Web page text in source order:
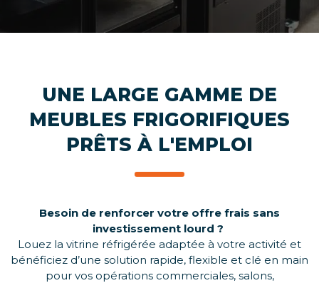
UNE LARGE GAMME DE
MEUBLES FRIGORIFIQUES
PRÊTS À L'EMPLOI
Besoin de renforcer votre offre frais sans
investissement lourd ?
Louez la vitrine réfrigérée adaptée à votre activité et
bénéficiez d’une solution rapide, flexible et clé en main
pour vos opérations commerciales, salons,